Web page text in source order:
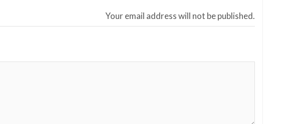
Your email address will not be published.